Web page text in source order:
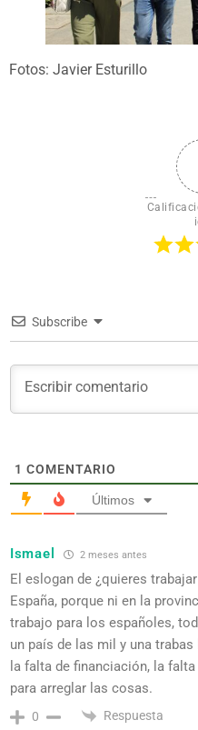
Fotos: Javier Esturillo
Subscribe
1 COMENTARIO
Últimos
Ismael 2 meses antes
El eslogan de ¿quieres
España, porque ni en la
trabajo para los españoles,
un país de las mil y una
la falta de financiación, la
para arreglar las cosas.
0 Respuesta